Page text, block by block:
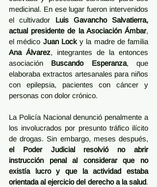
medicinal. En ese lugar fueron intervenidos
el cultivador Luis Gavancho Salvatierra,
actual presidente de la Asociación Ámbar,
el médico Juan Lock
Ana Álvarez, integrantes de la entonces
asociación Buscando Esperanza, que
elaboraba extractos artesanales para niños
con epilepsia, pacientes con cáncer y
personas con dolor crónico.
La Policía Nacional denunció penalmente a
los involucrados por presunto tráfico ilícito
el Poder Judicial resolvió no abrir
instrucción penal al considerar que no
existía lucro y que la actividad estaba
orientada al ejercicio del derecho a la salud.